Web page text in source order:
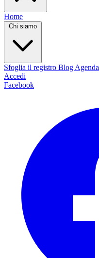
Home
Chi siamo
Sfoglia il registro Blog Agenda
Accedi
Facebook